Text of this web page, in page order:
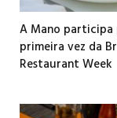
A Mano participa
primeira vez da
Restaurant Week